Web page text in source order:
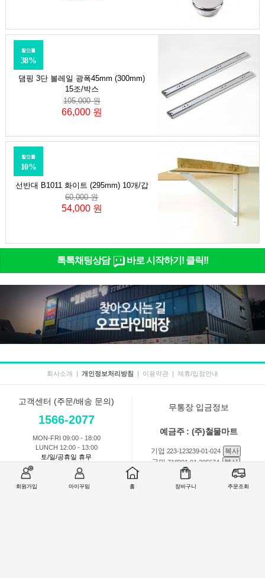
회원가입 마이꾸밈 홈 장바구니 주문조회
댐핑 3단 볼레일 광폭45mm (300mm)
15조/박스
할인률
38%
105,000 원
66,000 원
선반대 B1011 화이트 (295mm) 10개/갑
할인률
10%
60,000 원
54,000 원
톡톡채팅상담 바로 시작하기! 클릭!!
회사소개 | 개인정보처리방침 | 이용약관 | 제휴/입점안내
고객센터 (주문/배송 문의)
1566-2077
MON-FRI 09:00 - 18:00
LUNCH 12:00 - 13:00
토/일/공휴일 휴무
무통장 입금정보
예금주 : (주)철물마트
기업 223-123239-01-024
복사
국민718201-01-205674
복사
301-0168-3882-11 복사